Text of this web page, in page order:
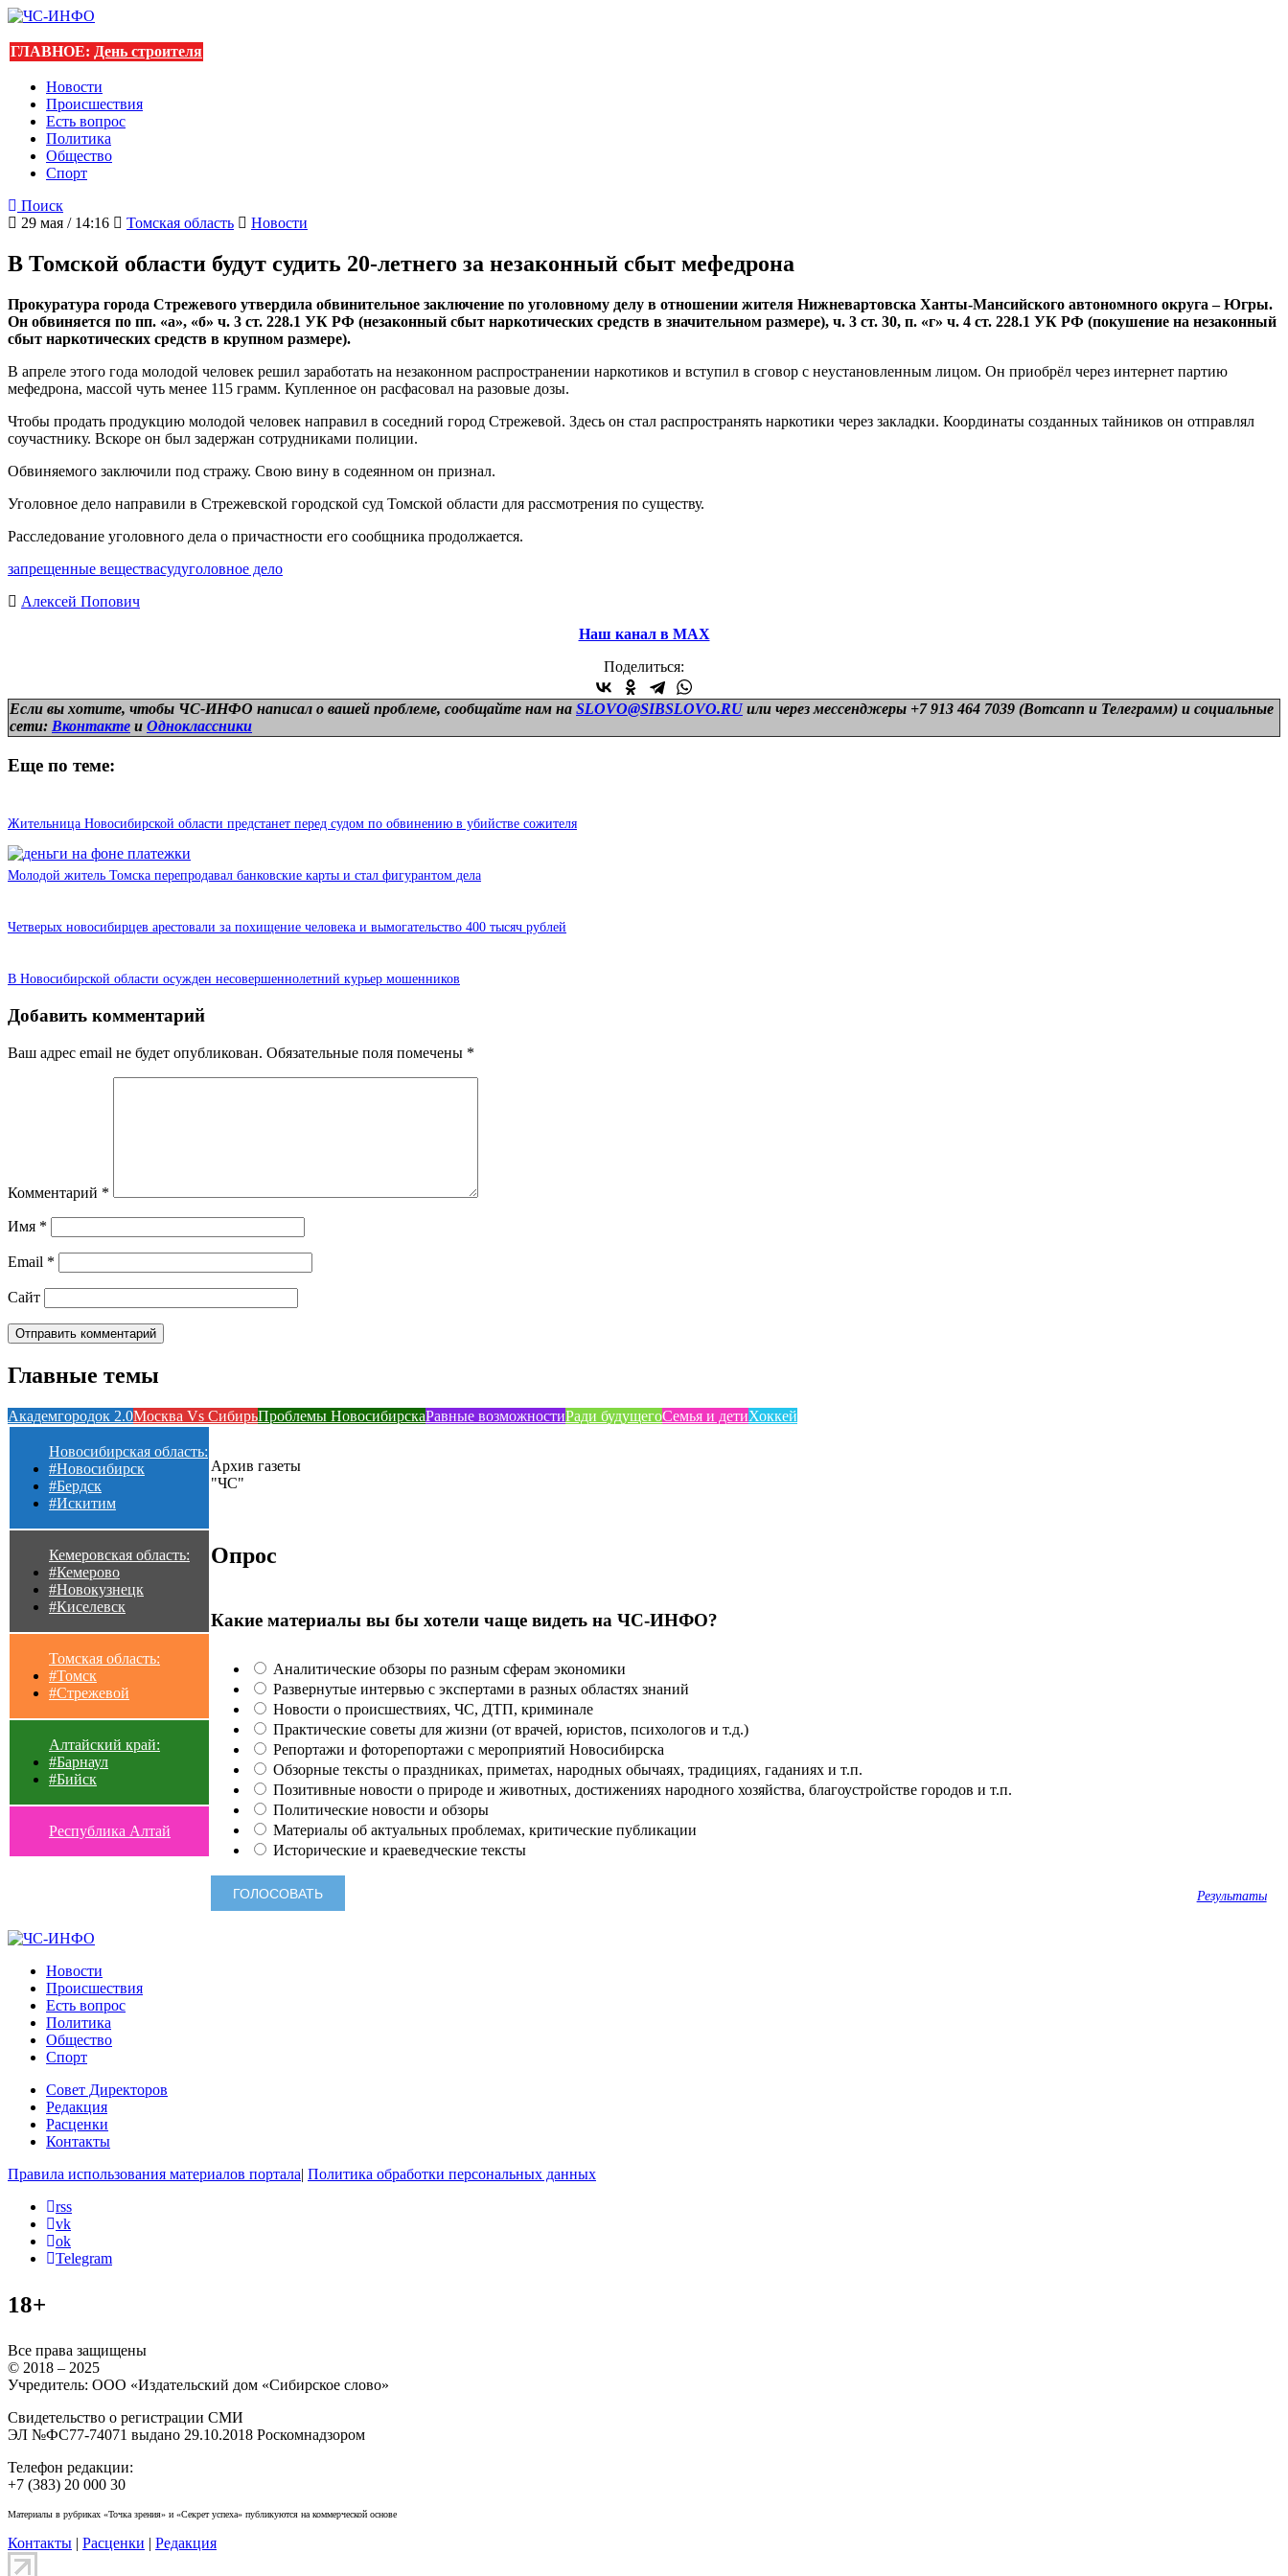
ГЛАВНОЕ: День строителя
Новости
Происшествия
Есть вопрос
Политика
Общество
Спорт
Поиск
29 мая / 14:16
Томская область Новости
В Томской области будут судить 20-летнего за незаконный сбыт мефедрона
Прокуратура города Стрежевого утвердила обвинительное заключение по уголовному делу в отношении жителя Нижневартовска Ханты-Мансийского автономного округа – Югры.
Он обвиняется по пп. «а», «б» ч. 3 ст. 228.1 УК РФ (незаконный сбыт наркотических средств в значительном размере), ч. 3 ст. 30, п. «г» ч. 4 ст. 228.1 УК РФ (покушение на незаконный
сбыт наркотических средств в крупном размере).
В апреле этого года молодой человек решил заработать на незаконном распространении наркотиков и вступил в сговор с неустановленным лицом. Он приобрёл через интернет партию
мефедрона, массой чуть менее 115 грамм. Купленное он расфасовал на разовые дозы.
Чтобы продать продукцию молодой человек направил в соседний город Стрежевой. Здесь он стал распространять наркотики через закладки. Координаты созданных тайников он отправлял
соучастнику. Вскоре он был задержан сотрудниками полиции.
Обвиняемого заключили под стражу. Свою вину в содеянном он признал.
Уголовное дело направили в Стрежевской городской суд Томской области для рассмотрения по существу.
Расследование уголовного дела о причастности его сообщника продолжается.
запрещенные веществасудуголовное дело
Алексей Попович
Наш канал в МАХ
Поделиться:
Если вы хотите, чтобы ЧС-ИНФО написал о вашей проблеме, сообщайте нам на SLOVO@SIBSLOVO.RU или через мессенджеры +7 913 464 7039 (Вотсапп и Телеграмм) и социальные
сети: Вконтакте и Одноклассники
Еще по теме:
Жительница Новосибирской области предстанет перед судом по обвинению в убийстве сожителя
Молодой житель Томска перепродавал банковские карты и стал фигурантом дела
Четверых новосибирцев арестовали за похищение человека и вымогательство 400 тысяч рублей
В Новосибирской области осужден несовершеннолетний курьер мошенников
Добавить комментарий
Ваш адрес email не будет опубликован. Обязательные поля помечены *
Комментарий *
Имя *
Email *
Сайт
Главные темы
Академгородок 2.0Москва Vs СибирьПроблемы НовосибирскаРавные возможностиРади будущегоСемья и детиХоккей
Новосибирская область:
#Новосибирск
#Бердск
#Искитим
Кемеровская область:
#Кемерово
#Новокузнецк
#Киселевск
Томская область:
#Томск
#Стрежевой
Алтайский край:
#Барнаул
#Бийск
Республика Алтай
Архив газеты
"ЧС"
Опрос
Какие материалы вы бы хотели чаще видеть на ЧС-ИНФО?
Аналитические обзоры по разным сферам экономики
Развернутые интервью с экспертами в разных областях знаний
Новости о происшествиях, ЧС, ДТП, криминале
Практические советы для жизни (от врачей, юристов, психологов и т.д.)
Репортажи и фоторепортажи с мероприятий Новосибирска
Обзорные тексты о праздниках, приметах, народных обычаях, традициях, гаданиях и т.п.
Позитивные новости о природе и животных, достижениях народного хозяйства, благоустройстве городов и т.п.
Политические новости и обзоры
Материалы об актуальных проблемах, критические публикации
Исторические и краеведческие тексты
Результаты
Новости
Происшествия
Есть вопрос
Политика
Общество
Спорт
Совет Директоров
Редакция
Расценки
Контакты
Правила использования материалов портала| Политика обработки персональных данных
rss
vk
ok
Telegram
18+
Все права защищены
© 2018 – 2025
Учредитель: ООО «Издательский дом «Сибирское слово»
Свидетельство о регистрации СМИ
ЭЛ №ФС77-74071 выдано 29.10.2018 Роскомнадзором
Телефон редакции:
+7 (383) 20 000 30
Материалы в рубриках «Точка зрения» и «Секрет успеха» публикуются на коммерческой основе
Контакты | Расценки | Редакция